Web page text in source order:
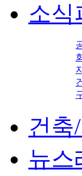
소식
건축
뉴스